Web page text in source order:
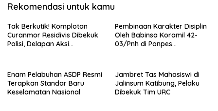
Rekomendasi untuk kamu
Tak Berkutik! Komplotan
Curanmor Residivis Dibekuk
Polisi, Delapan Aksi
Pembinaan Karakter Disiplin
Oleh Babinsa Koramil 42-
03/Pnh di Ponpes
Enam Pelabuhan ASDP Resmi
Terapkan Standar Baru
Keselamatan Nasional
Jambret Tas Mahasiswi di
Jalinsum Katibung, Pelaku
Dibekuk Tim URC